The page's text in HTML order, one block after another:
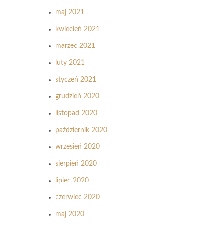
maj 2021
kwiecień 2021
marzec 2021
luty 2021
styczeń 2021
grudzień 2020
listopad 2020
październik 2020
wrzesień 2020
sierpień 2020
lipiec 2020
czerwiec 2020
maj 2020